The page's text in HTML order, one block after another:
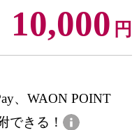
10,000 円
、WAON POINT
できる！